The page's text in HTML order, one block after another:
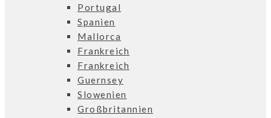
Portugal
Spanien
Mallorca
Frankreich
Frankreich
Guernsey
Slowenien
Großbritannien